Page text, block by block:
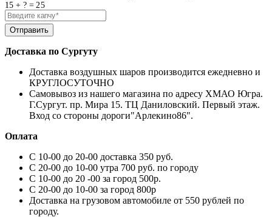
15 + ? = 25
Доставка по Сургуту
Доставка воздушных шаров производится ежедневно и
КРУГЛОСУТОЧНО
Самовывоз из нашего магазина по адресу ХМАО Югра.
Г.Сургут. пр. Мира 15. ТЦ Даниловский. Первый этаж.
Вход со стороны дороги"Арлекино86".
Оплата
С 10-00 до 20-00 доставка 350 руб.
С 20-00 до 10-00 утра 700 руб. по городу
С 10-00 до 20 -00 за город 500р.
С 20-00 до 10-00 за город 800р
Доставка на грузовом автомобиле от 550 рублей по
городу.